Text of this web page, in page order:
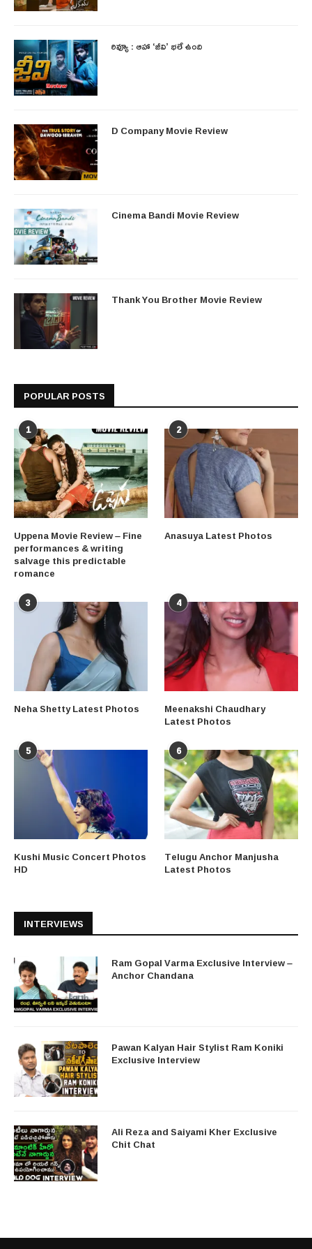
రివ్యూ : ఆహా ‘జీవి’ భలే ఉంది
D Company Movie Review
Cinema Bandi Movie Review
Thank You Brother Movie Review
POPULAR POSTS
1
Uppena Movie Review – Fine
performances & writing
salvage this predictable
romance
2
Anasuya Latest Photos
3
Neha Shetty Latest Photos
4
Meenakshi Chaudhary
Latest Photos
5
Kushi Music Concert Photos
HD
6
Telugu Anchor Manjusha
Latest Photos
INTERVIEWS
Ram Gopal Varma Exclusive Interview –
Anchor Chandana
Pawan Kalyan Hair Stylist Ram Koniki
Exclusive Interview
Ali Reza and Saiyami Kher Exclusive
Chit Chat